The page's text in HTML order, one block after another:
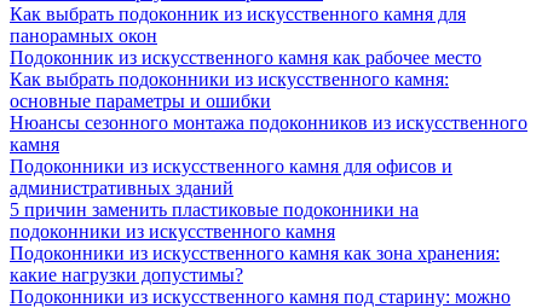
Как выбрать подоконник из искусственного камня для
панорамных окон
Подоконник из искусственного камня как рабочее место
Как выбрать подоконники из искусственного камня:
основные параметры и ошибки
Нюансы сезонного монтажа подоконников из искусственного
камня
Подоконники из искусственного камня для офисов и
административных зданий
5 причин заменить пластиковые подоконники на
подоконники из искусственного камня
Подоконники из искусственного камня как зона хранения:
какие нагрузки допустимы?
Подоконники из искусственного камня под старину: можно